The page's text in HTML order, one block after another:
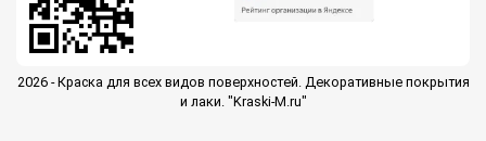
2026 - Краска для всех видов поверхностей. Декоративные покрытия
и лаки. "Kraski-M.ru"